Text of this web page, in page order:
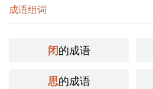
成语组词
闭的成语
思的成语